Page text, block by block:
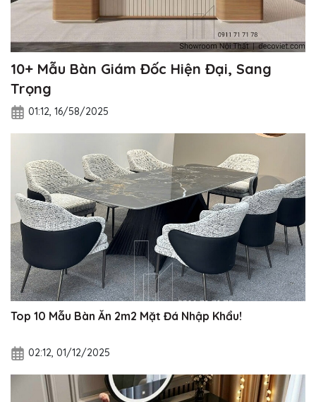
10+ Mẫu Bàn Giám Đốc Hiện Đại, Sang
Trọng
01:12, 16/58/2025
Top 10 Mẫu Bàn Ăn 2m2 Mặt Đá Nhập Khẩu!
02:12, 01/12/2025